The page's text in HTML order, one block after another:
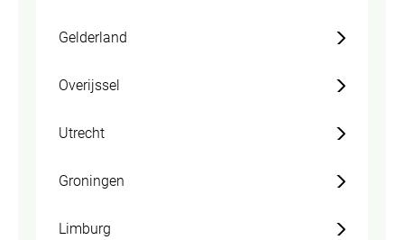
Gelderland
Overijssel
Utrecht
Groningen
Limburg